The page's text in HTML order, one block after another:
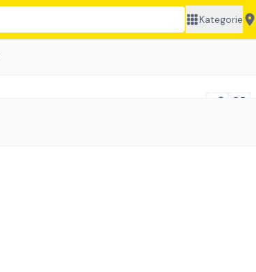
Kategorie